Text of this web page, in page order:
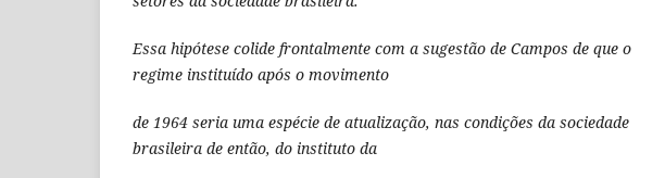
Essa hipótese colide frontalmente com a sugestão de Campos de que o
regime instituído após o movimento
de 1964 seria uma espécie de atualização, nas condições da sociedade
brasileira de então, do instituto da